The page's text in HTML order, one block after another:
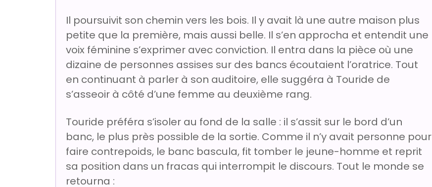
Il poursuivit son chemin vers les bois. Il y avait là une autre maison plus
petite que la première, mais aussi belle. Il s’en approcha et entendit une
voix féminine s’exprimer avec conviction. Il entra dans la pièce où une
dizaine de personnes assises sur des bancs écoutaient l’oratrice. Tout
en continuant à parler à son auditoire, elle suggéra à Touride de
s’asseoir à côté d’une femme au deuxième rang.
Touride préféra s’isoler au fond de la salle : il s’assit sur le bord d’un
banc, le plus près possible de la sortie. Comme il n’y avait personne pour
faire contrepoids, le banc bascula, fit tomber le jeune-homme et reprit
sa position dans un fracas qui interrompit le discours. Tout le monde se
retourna :